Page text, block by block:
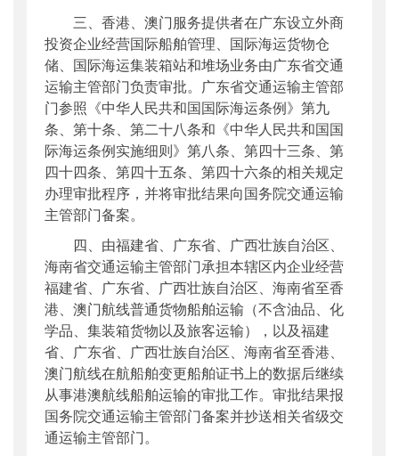
三、香港、澳门服务提供者在广东设立外商
投资企业经营国际船舶管理、国际海运货物仓
储、国际海运集装箱站和堆场业务由广东省交通
运输主管部门负责审批。广东省交通运输主管部
门参照《中华人民共和国国际海运条例》第九
条、第十条、第二十八条和《中华人民共和国国
际海运条例实施细则》第八条、第四十三条、第
四十四条、第四十五条、第四十六条的相关规定
办理审批程序，并将审批结果向国务院交通运输
主管部门备案。
四、由福建省、广东省、广西壮族自治区、
海南省交通运输主管部门承担本辖区内企业经营
福建省、广东省、广西壮族自治区、海南省至香
港、澳门航线普通货物船舶运输（不含油品、化
学品、集装箱货物以及旅客运输），以及福建
省、广东省、广西壮族自治区、海南省至香港、
澳门航线在航船舶变更船舶证书上的数据后继续
从事港澳航线船舶运输的审批工作。审批结果报
国务院交通运输主管部门备案并抄送相关省级交
通运输主管部门。